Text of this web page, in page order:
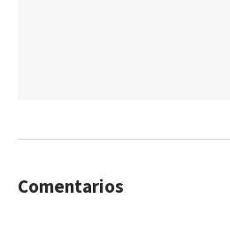
Comentarios